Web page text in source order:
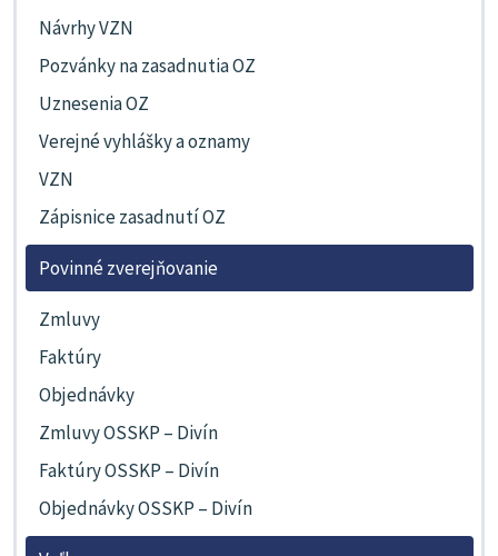
Návrhy VZN
Pozvánky na zasadnutia OZ
Uznesenia OZ
Verejné vyhlášky a oznamy
VZN
Zápisnice zasadnutí OZ
Povinné zverejňovanie
Zmluvy
Faktúry
Objednávky
Zmluvy OSSKP – Divín
Faktúry OSSKP – Divín
Objednávky OSSKP – Divín